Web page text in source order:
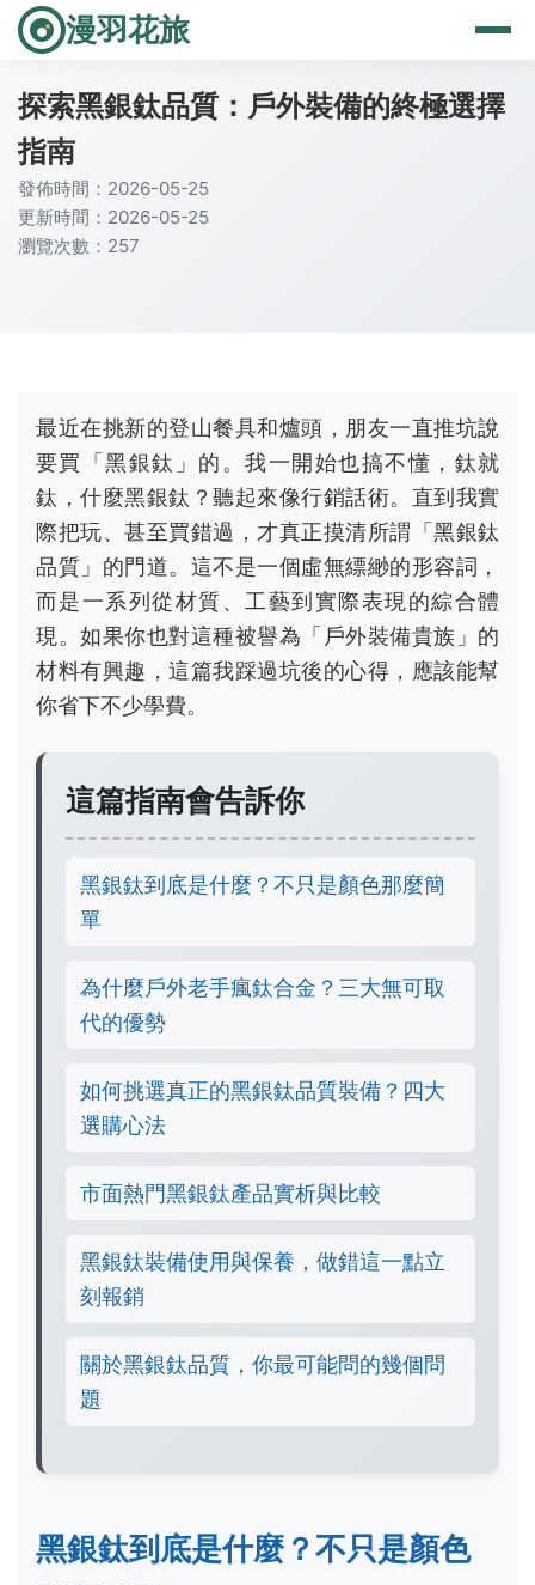
漫羽花旅
探索黑銀鈦品質：戶外裝備的終極選擇
指南
發佈時間：2026-05-25
更新時間：2026-05-25
瀏覽次數：257
最近在挑新的登山餐具和爐頭，朋友一直推坑說
要買「黑銀鈦」的。我一開始也搞不懂，鈦就
鈦，什麼黑銀鈦？聽起來像行銷話術。直到我實
際把玩、甚至買錯過，才真正摸清所謂「黑銀鈦
品質」的門道。這不是一個虛無縹緲的形容詞，
而是一系列從材質、工藝到實際表現的綜合體
現。如果你也對這種被譽為「戶外裝備貴族」的
材料有興趣，這篇我踩過坑後的心得，應該能幫
你省下不少學費。
這篇指南會告訴你
黑銀鈦到底是什麼？不只是顏色那麼簡
單
為什麼戶外老手瘋鈦合金？三大無可取
代的優勢
如何挑選真正的黑銀鈦品質裝備？四大
選購心法
市面熱門黑銀鈦產品實析與比較
黑銀鈦裝備使用與保養，做錯這一點立
刻報銷
關於黑銀鈦品質，你最可能問的幾個問
題
黑銀鈦到底是什麼？不只是顏色